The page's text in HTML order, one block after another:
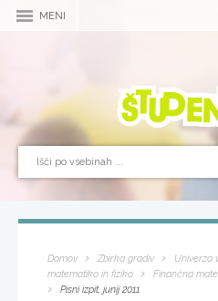
MENI
Domov Zbirka gradiv Univerza
matematiko in fiziko
Finančna
Pisni izpit, junij 2011